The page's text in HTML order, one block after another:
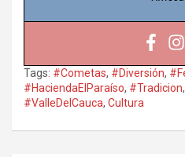
Tags: #Cometas, #Diversión,
#HaciendaElParaíso, #Tradicion,
#ValleDelCauca, Cultura